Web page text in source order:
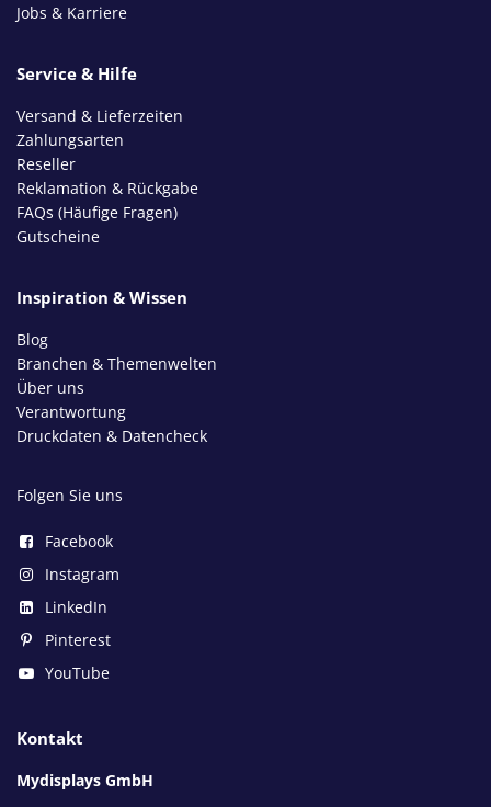
Jobs & Karriere
Service & Hilfe
Versand & Lieferzeiten
Zahlungsarten
Reseller
Reklamation & Rückgabe
FAQs (Häufige Fragen)
Gutscheine
Inspiration & Wissen
Blog
Branchen & Themenwelten
Über uns
Verantwortung
Druckdaten & Datencheck
Folgen Sie uns
Facebook
Instagram
LinkedIn
Pinterest
YouTube
Kontakt
Mydisplays GmbH